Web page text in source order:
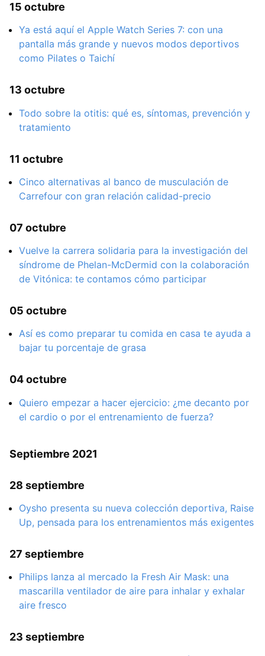
15 octubre
Ya está aquí el Apple Watch Series 7: con una
pantalla más grande y nuevos modos deportivos
como Pilates o Taichí
13 octubre
Todo sobre la otitis: qué es, síntomas, prevención y
tratamiento
11 octubre
Cinco alternativas al banco de musculación de
Carrefour con gran relación calidad-precio
07 octubre
Vuelve la carrera solidaria para la investigación del
síndrome de Phelan-McDermid con la colaboración
de Vitónica: te contamos cómo participar
05 octubre
Así es como preparar tu comida en casa te ayuda a
bajar tu porcentaje de grasa
04 octubre
Quiero empezar a hacer ejercicio: ¿me decanto por
el cardio o por el entrenamiento de fuerza?
Septiembre 2021
28 septiembre
Oysho presenta su nueva colección deportiva, Raise
Up, pensada para los entrenamientos más exigentes
27 septiembre
Philips lanza al mercado la Fresh Air Mask: una
mascarilla ventilador de aire para inhalar y exhalar
aire fresco
23 septiembre